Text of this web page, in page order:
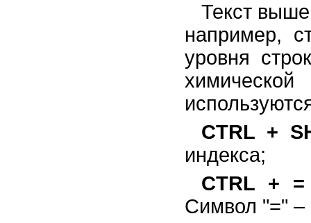
Текст
например,
уровня
CTRL +
индекса;
CTRL + =
Символ "=" –